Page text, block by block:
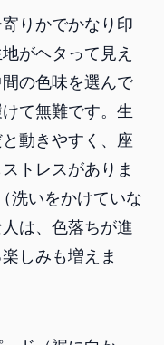
りかでかなり印
がヘタって見え
の色味を選んで
て無難です。生
動きやすく、座
トレスがありま
洗いをかけていな
は、色落ちが進
しみも増えま